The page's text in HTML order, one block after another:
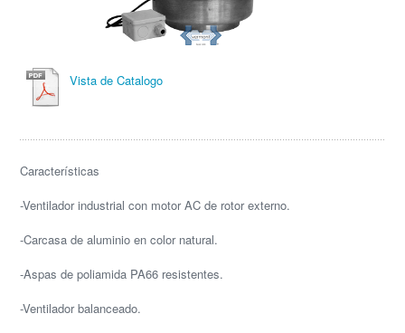
Vista de Catalogo
Características
-Ventilador industrial con motor AC de rotor externo.
-Carcasa de aluminio en color natural.
-Aspas de poliamida PA66 resistentes.
-Ventilador balanceado.